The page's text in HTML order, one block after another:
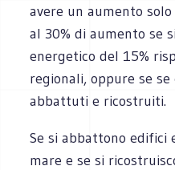
avere un aumento
al 30% di aumento se
energetico del 15%
regionali, oppure se
abbattuti e ricostruiti.
Se si abbattono
mare e se si